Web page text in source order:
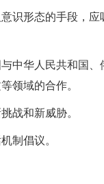
识形态的手段，
中华人民共和国
领域的合作。
战和新威胁。
制倡议。